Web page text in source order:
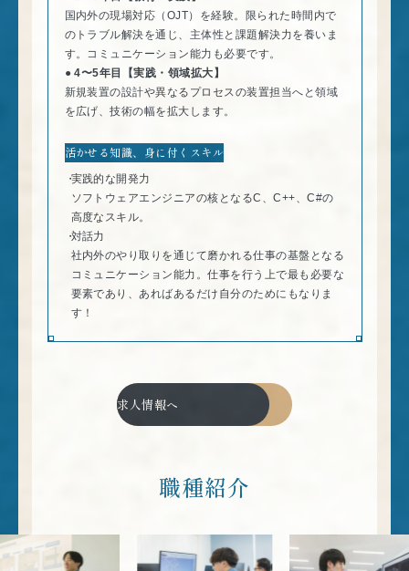
国内外の現場対応（OJT）を経験。限られた時間内で
のトラブル解決を通じ、主体性と課題解決力を養いま
す。コミュニケーション能力も必要です。
4〜5年目【実践・領域拡大】
新規装置の設計や異なるプロセスの装置担当へと領域
を広げ、技術の幅を拡大します。
活かせる知識、身に付くスキル
実践的な開発力
ソフトウェアエンジニアの核となるC、C++、C#の
高度なスキル。
対話力
社内外のやり取りを通じて磨かれる仕事の基盤となる
コミュニケーション能力。仕事を行う上で最も必要な
要素であり、あればあるだけ自分のためにもなりま
す！
求人情報へ
職種紹介